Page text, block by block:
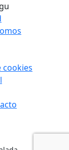
cookies